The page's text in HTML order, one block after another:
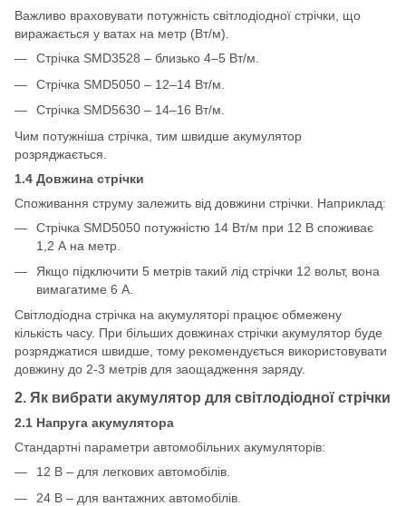
Важливо враховувати потужність світлодіодної стрічки, що
виражається у ватах на метр (Вт/м).
Стрічка SMD3528 – близько 4–5 Вт/м.
Стрічка SMD5050 – 12–14 Вт/м.
Стрічка SMD5630 – 14–16 Вт/м.
Чим потужніша стрічка, тим швидше акумулятор
розряджається.
1.4 Довжина стрічки
Споживання струму залежить від довжини стрічки. Наприклад:
Стрічка SMD5050 потужністю 14 Вт/м при 12 В споживає
1,2 А на метр.
Якщо підключити 5 метрів такий лід стрічки 12 вольт, вона
вимагатиме 6 А.
Світлодіодна стрічка на акумуляторі працює обмежену
кількість часу. При більших довжинах стрічки акумулятор буде
розряджатися швидше, тому рекомендується використовувати
довжину до 2-3 метрів для заощадження заряду.
2. Як вибрати акумулятор для світлодіодної стрічки
2.1 Напруга акумулятора
Стандартні параметри автомобільних акумуляторів:
12 В – для легкових автомобілів.
24 В – для вантажних автомобілів.